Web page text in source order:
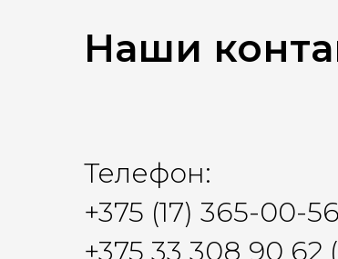
Наши
Телефон:
+375 (17) 365-00-56
+375 33 308 90 62